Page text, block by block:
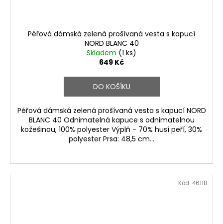
Péřová dámská zelená prošívaná vesta s kapucí
NORD BLANC 40
Skladem (1 ks)
649 Kč
DO KOŠÍKU
Péřová dámská zelená prošívaná vesta s kapucí NORD
BLANC 40 Odnimatelná kapuce s odnimatelnou
kožešinou, 100% polyester Výplň - 70% husí peří, 30%
polyester Prsa: 48,5 cm...
Kód: 46118